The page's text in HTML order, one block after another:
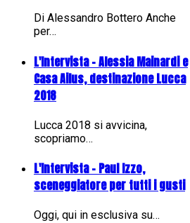
Di Alessandro Bottero Anche
per…
L'Intervista - Alessia Mainardi e
Casa Ailus, destinazione Lucca
2018
Lucca 2018 si avvicina,
scopriamo…
L'Intervista - Paul Izzo,
sceneggiatore per tutti i gusti
Oggi, qui in esclusiva su…